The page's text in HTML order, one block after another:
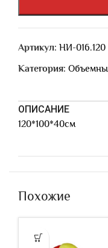
Артикул: НИ-016.120
Категория:
ОПИСАНИЕ
120*100*40см
Похожие